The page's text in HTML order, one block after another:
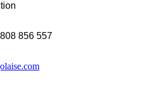
856 557